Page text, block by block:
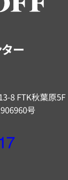
ー
8 FTK秋葉原5F
号